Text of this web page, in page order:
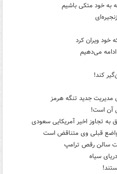
به خود متکی باشیم
خود ویران کرد
ادامه می‌دهیم
کند!
مدیریت جدید تنگه هرمز
آن است!
به تجاوز اخیر آمریکایی سعودی
مواضع قبلی وی متناقض است
سالن رقص ترامپ
سیاه